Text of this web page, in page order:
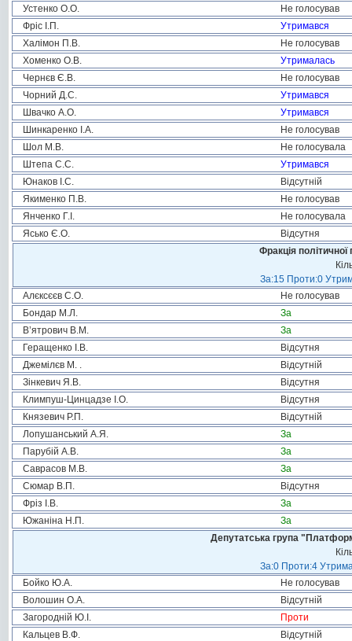
Устенко О.О.
Не голосував
Фріс І.П.
Утримався
Халімон П.В.
Не голосував
Хоменко О.В.
Утрималась
Чернєв Є.В.
Не голосував
Чорний Д.С.
Утримався
Швачко А.О.
Утримався
Шинкаренко І.А.
Не голосував
Шол М.В.
Не голосувала
Штепа С.С.
Утримався
Юнаков І.С.
Відсутній
Якименко П.В.
Не голосував
Янченко Г.І.
Не голосувала
Ясько Є.О.
Відсутня
Фракція
За:15 Проти:0
Алєксєєв С.О.
Не голосував
Бондар М.Л.
За
В’ятрович В.М.
За
Геращенко І.В.
Відсутня
Джемілєв М. .
Відсутній
Зінкевич Я.В.
Відсутня
Климпуш-Цинцадзе І.О.
Відсутня
Князевич Р.П.
Відсутній
Лопушанський А.Я.
За
Парубій А.В.
За
Саврасов М.В.
За
Сюмар В.П.
Відсутня
Фріз І.В.
За
Южаніна Н.П.
За
Депутатська група
За:0 Проти:4
Бойко Ю.А.
Не голосував
Волошин О.А.
Відсутній
Загородній Ю.І.
Проти
Кальцев В.Ф.
Відсутній